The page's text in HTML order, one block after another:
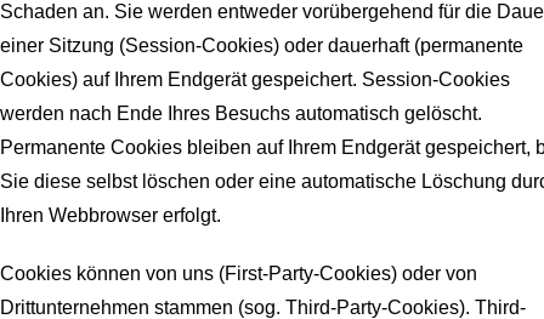
Schaden an. Sie werden entweder vorübergehend für die
einer Sitzung (Session-Cookies) oder dauerhaft (permanente
Cookies) auf Ihrem Endgerät gespeichert. Session-Cookies
werden nach Ende Ihres Besuchs automatisch gelöscht.
Permanente Cookies bleiben auf Ihrem Endgerät gespeichert,
Sie diese selbst löschen oder eine automatische Löschung
Ihren Webbrowser erfolgt.
Cookies können von uns (First-Party-Cookies) oder von
Drittunternehmen stammen (sog. Third-Party-Cookies). Third-